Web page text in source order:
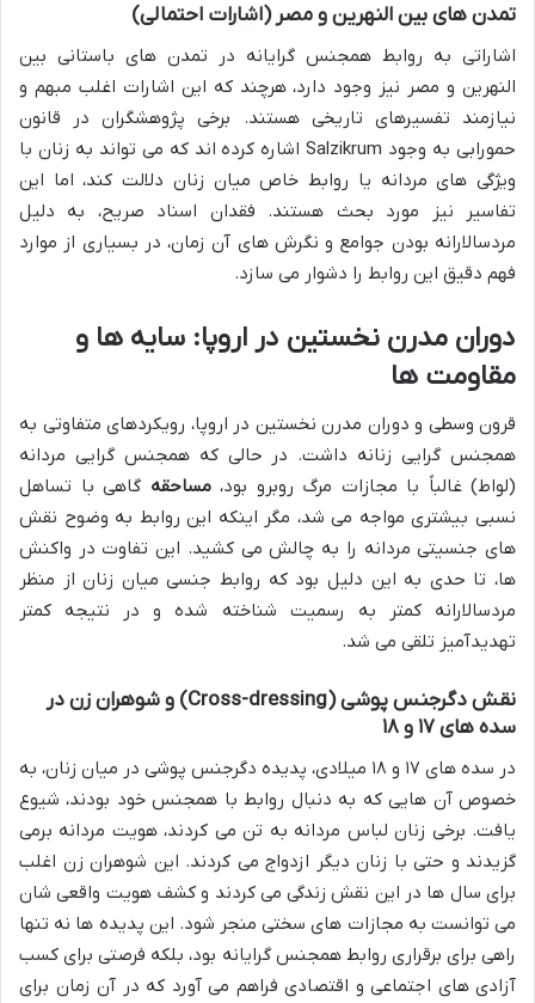
تمدن های بین النهرین و مصر (اشارات احتمالی)
اشاراتی به روابط همجنس گرایانه در تمدن های باستانی بین
النهرین و مصر نیز وجود دارد، هرچند که این اشارات اغلب مبهم و
نیازمند تفسیرهای تاریخی هستند. برخی پژوهشگران در قانون
حمورابی به وجود Salzikrum اشاره کرده اند که می تواند به زنان با
ویژگی های مردانه یا روابط خاص میان زنان دلالت کند، اما این
تفاسیر نیز مورد بحث هستند. فقدان اسناد صریح، به دلیل
مردسالارانه بودن جوامع و نگرش های آن زمان، در بسیاری از موارد
فهم دقیق این روابط را دشوار می سازد.
دوران مدرن نخستین در اروپا: سایه ها و
مقاومت ها
قرون وسطی و دوران مدرن نخستین در اروپا، رویکردهای متفاوتی به
همجنس گرایی زنانه داشت. در حالی که همجنس گرایی مردانه
(لواط) غالباً با مجازات مرگ روبرو بود،مساحقه گاهی با تساهل
نسبی بیشتری مواجه می شد، مگر اینکه این روابط به وضوح نقش
های جنسیتی مردانه را به چالش می کشید. این تفاوت در واکنش
ها، تا حدی به این دلیل بود که روابط جنسی میان زنان از منظر
مردسالارانه کمتر به رسمیت شناخته شده و در نتیجه کمتر
تهدیدآمیز تلقی می شد.
نقش دگرجنس پوشی (Cross-dressing) و شوهران زن در
سده های ۱۷ و ۱۸
در سده های ۱۷ و ۱۸ میلادی، پدیده دگرجنس پوشی در میان زنان، به
خصوص آن هایی که به دنبال روابط با همجنس خود بودند، شیوع
یافت. برخی زنان لباس مردانه به تن می کردند، هویت مردانه برمی
گزیدند و حتی با زنان دیگر ازدواج می کردند. این شوهران زن اغلب
برای سال ها در این نقش زندگی می کردند و کشف هویت واقعی شان
می توانست به مجازات های سختی منجر شود. این پدیده ها نه تنها
راهی برای برقراری روابط همجنس گرایانه بود، بلکه فرصتی برای کسب
آزادی های اجتماعی و اقتصادی فراهم می آورد که در آن زمان برای